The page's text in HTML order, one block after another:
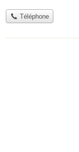
Téléphone